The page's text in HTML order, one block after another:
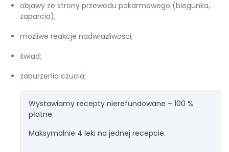
objawy ze strony przewodu pokarmowego (biegunka,
zaparcia);
możliwe reakcje nadwrażliwości;
świąd;
zaburzenia czucia;
Wystawiamy recepty nierefundowane – 100 %
płatne.
Maksymalnie 4 leki na jednej recepcie.